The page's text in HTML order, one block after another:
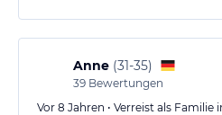
Anne (31-35)
39 Bewertungen
Vor 8 Jahren • Verreist als Familie